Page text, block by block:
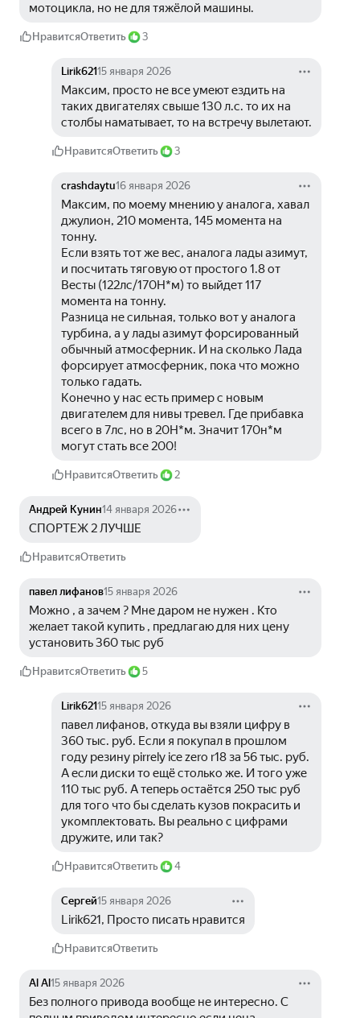
мотоцикла, но не для тяжёлой машины.
НравитсяОтветить 3
Lirik62115 января 2026
Максим, просто не все умеют ездить на
таких двигателях свыше 130 л.с. то их на
столбы наматывает, то на встречу вылетают.
НравитсяОтветить 3
crashdaytu16 января 2026
Максим, по моему мнению у аналога, хавал
джулион, 210 момента, 145 момента на
тонну.
Если взять тот же вес, аналога лады азимут,
и посчитать тяговую от простого 1.8 от
Весты (122лс/170Н*м) то выйдет 117
момента на тонну.
Разница не сильная, только вот у аналога
турбина, а у лады азимут форсированный
обычный атмосферник. И на сколько Лада
форсирует атмосферник, пока что можно
только гадать.
Конечно у нас есть пример с новым
двигателем для нивы тревел. Где прибавка
всего в 7лс, но в 20Н*м. Значит 170н*м
могут стать все 200!
НравитсяОтветить 2
Андрей Кунин14 января 2026
СПОРТЕЖ 2 ЛУЧШЕ
НравитсяОтветить
павел лифанов15 января 2026
Можно , а зачем ? Мне даром не нужен . Кто
желает такой купить , предлагаю для них цену
установить 360 тыс руб
НравитсяОтветить 5
Lirik62115 января 2026
павел лифанов, откуда вы взяли цифру в
360 тыс. руб. Если я покупал в прошлом
году резину pirrely ice zero r18 за 56 тыс. руб.
А если диски то ещё столько же. И того уже
110 тыс руб. А теперь остаётся 250 тыс руб
для того что бы сделать кузов покрасить и
укомплектовать. Вы реально с цифрами
дружите, или так?
НравитсяОтветить 4
Сергей15 января 2026
Lirik621, Просто писать нравится
НравитсяОтветить
Al Al 15 января 2026
Без полного привода вообще не интересно. С